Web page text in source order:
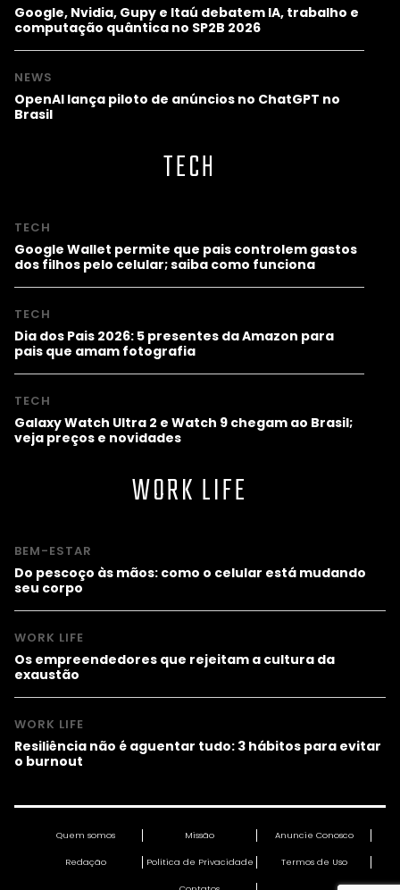
Google, Nvidia, Gupy e Itaú debatem IA, trabalho e
computação quântica no SP2B 2026
NEWS
OpenAI lança piloto de anúncios no ChatGPT no
Brasil
TECH
TECH
Google Wallet permite que pais controlem gastos
dos filhos pelo celular; saiba como funciona
TECH
Dia dos Pais 2026: 5 presentes da Amazon para
pais que amam fotografia
TECH
Galaxy Watch Ultra 2 e Watch 9 chegam ao Brasil;
veja preços e novidades
WORK LIFE
BEM-ESTAR
Do pescoço às mãos: como o celular está mudando
seu corpo
WORK LIFE
Os empreendedores que rejeitam a cultura da
exaustão
WORK LIFE
Resiliência não é aguentar tudo: 3 hábitos para evitar
o burnout
Quem somos Missão Anuncie Conosco
Redação Política de Privacidade Termos de Uso